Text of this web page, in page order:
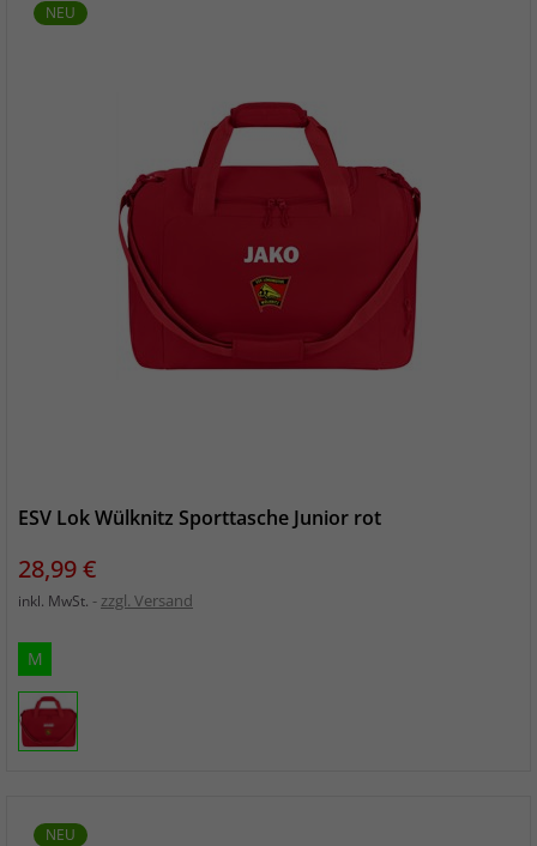
ESV Lok Wülknitz Sporttasche Junior rot
Preis
28,99 €
inkl. MwSt. zzgl. Versand
M
NEU
NEU